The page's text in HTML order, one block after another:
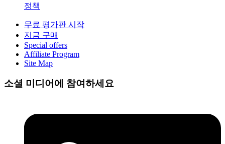
정책
무료 평가판 시작
지금 구매
Special offers
Affiliate Program
Site Map
소셜 미디어에 참여하세요